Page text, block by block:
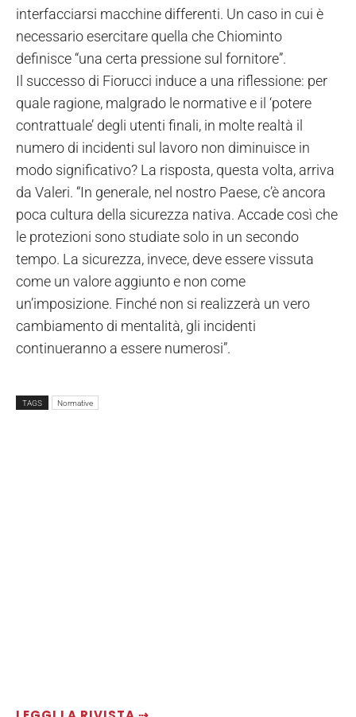
interfacciarsi macchine differenti. Un caso in cui è
necessario esercitare quella che Chiominto
definisce “una certa pressione sul fornitore”.
Il successo di Fiorucci induce a una riflessione: per
quale ragione, malgrado le normative e il ‘potere
contrattuale’ degli utenti finali, in molte realtà il
numero di incidenti sul lavoro non diminuisce in
modo significativo? La risposta, questa volta, arriva
da Valeri. “In generale, nel nostro Paese, c’è ancora
poca cultura della sicurezza nativa. Accade così che
le protezioni sono studiate solo in un secondo
tempo. La sicurezza, invece, deve essere vissuta
come un valore aggiunto e non come
un’imposizione. Finché non si realizzerà un vero
cambiamento di mentalità, gli incidenti
continueranno a essere numerosi”.
TAGS Normative